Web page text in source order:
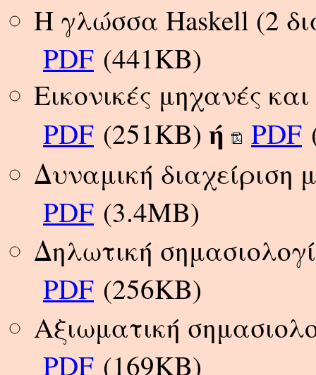
Η γλώσσα Haskell (2
PDF (441KB)
Εικονικές μηχανές
PDF (251KB) ή PDF
Δυναμική διαχείριση
PDF (3.4MB)
Δηλωτική
PDF (256KB)
Αξιωματική
PDF (169KB)